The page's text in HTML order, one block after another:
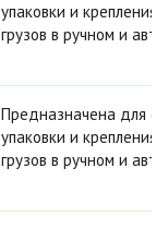
упаковки и крепления
грузов в ручном и
Предназначена для
упаковки и крепления
грузов в ручном и